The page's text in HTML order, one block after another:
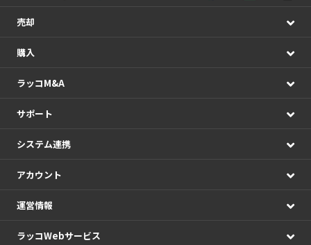
売却
購入
ラッコM&A
サポート
システム連携
アカウント
運営情報
ラッコWebサービス